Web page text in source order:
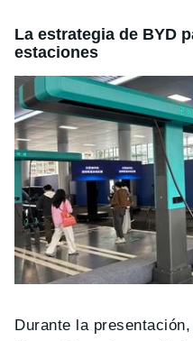
La estrategia de BYD
estaciones
Durante la